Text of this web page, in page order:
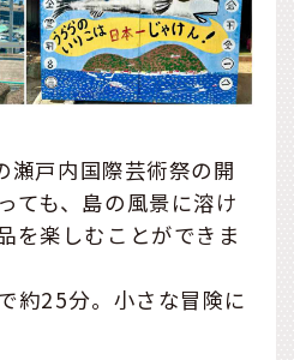
戸内国際芸術祭の開
ても、島の風景に溶け
を楽しむことができま
約25分。小さな冒険に